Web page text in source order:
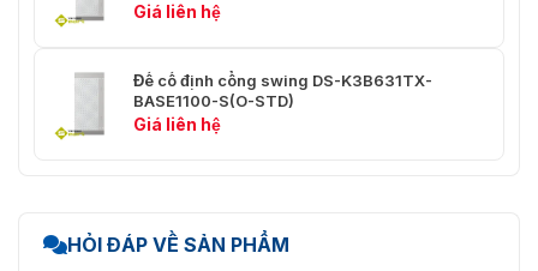
Giá liên hệ
Đế cố định cổng swing DS-K3B631TX-
BASE1100-S(O-STD)
Giá liên hệ
HỎI ĐÁP VỀ SẢN PHẨM